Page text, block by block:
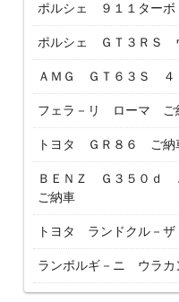
ポルシェ ９１１ター
ポルシェ ＧＴ３ＲＳ
ＡＭＧ ＧＴ６３Ｓ ４
フェラ－リ ローマ ご
トヨタ ＧＲ８６ ご納
ＢＥＮＺ Ｇ３５０ｄ
ご納車
トヨタ ランドクル－
ランボルギ－ニ ウラ